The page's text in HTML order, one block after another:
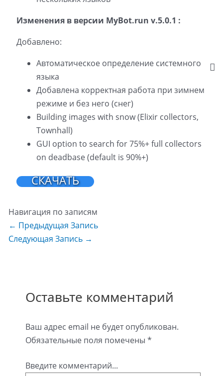
Изменения в версии MyBot.run v.5.0.1 :
Добавлено:
Автоматическое определение системного
языка
Добавлена корректная работа при зимнем
режиме и без него (снег)
Building images with snow (Elixir collectors,
Townhall)
GUI option to search for 75%+ full collectors
on deadbase (default is 90%+)
СКАЧАТЬ
Навигация по записям
← Предыдущая Запись
Следующая Запись →
Оставьте комментарий
Ваш адрес email не будет опубликован.
Обязательные поля помечены *
Введите комментарий...